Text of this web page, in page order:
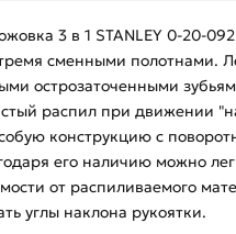
3 в 1 STANLEY 0-20-092
сменными полотнами.
острозаточенными
распил при движении
конструкцию с
его наличию можно
от распиливаемого
углы наклона рукоятки.